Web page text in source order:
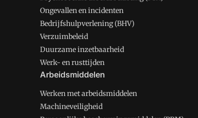
Ongevallen en incidenten
Bedrijfshulpverlening (BHV)
Verzuimbeleid
Duurzame inzetbaarheid
Werk- en rusttijden
Arbeidsmiddelen
Werken met arbeidsmiddelen
Machineveiligheid